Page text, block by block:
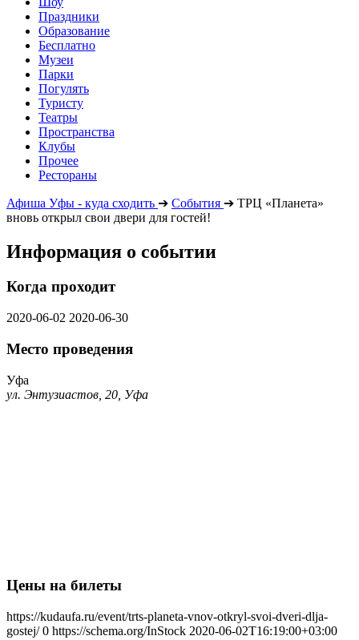
Праздники
Образование
Бесплатно
Музеи
Парки
Погулять
Туристу
Театры
Пространства
Клубы
Прочее
Рестораны
Афиша Уфы - куда сходить ➔ События ➔ ТРЦ «Планета»
вновь открыл свои двери для гостей!
Информация о событии
Когда проходит
2020-06-02 2020-06-30
Место проведения
Уфа
ул. Энтузиастов, 20, Уфа
Цены на билеты
https://kudaufa.ru/event/trts-planeta-vnov-otkryl-svoi-dveri-dlja-
gostej/ 0 https://schema.org/InStock 2020-06-02T16:19:00+03:00